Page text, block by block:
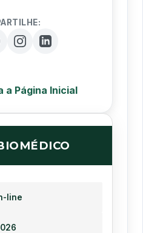
a Página Inicial
line